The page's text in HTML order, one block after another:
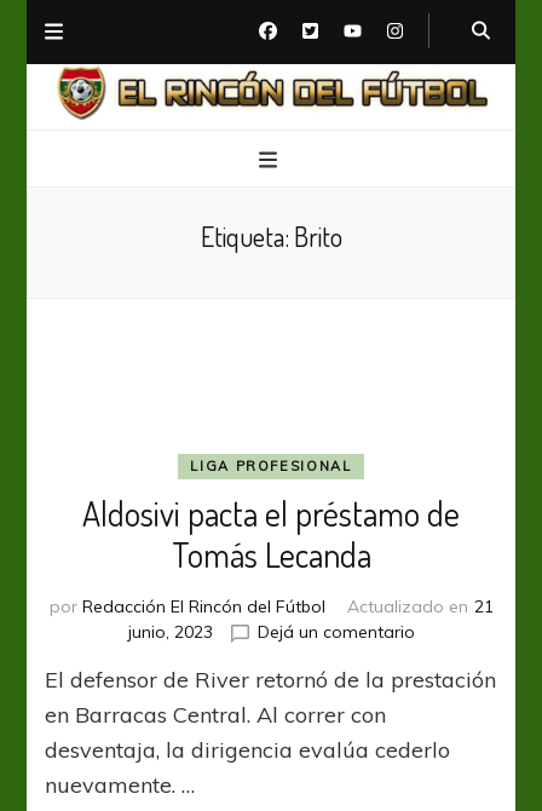
Etiqueta: Brito
LIGA PROFESIONAL
Aldosivi pacta el préstamo de
Tomás Lecanda
por Redacción El Rincón del Fútbol Actualizado en 21
junio, 2023
Dejá un comentarioen
pacta
de
El defensor de River retornó de la prestación
en Barracas Central. Al correr con
desventaja, la dirigencia evalúa cederlo
nuevamente. …